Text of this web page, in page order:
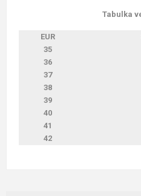
Tabulka
EUR
35
36
37
38
39
40
41
42